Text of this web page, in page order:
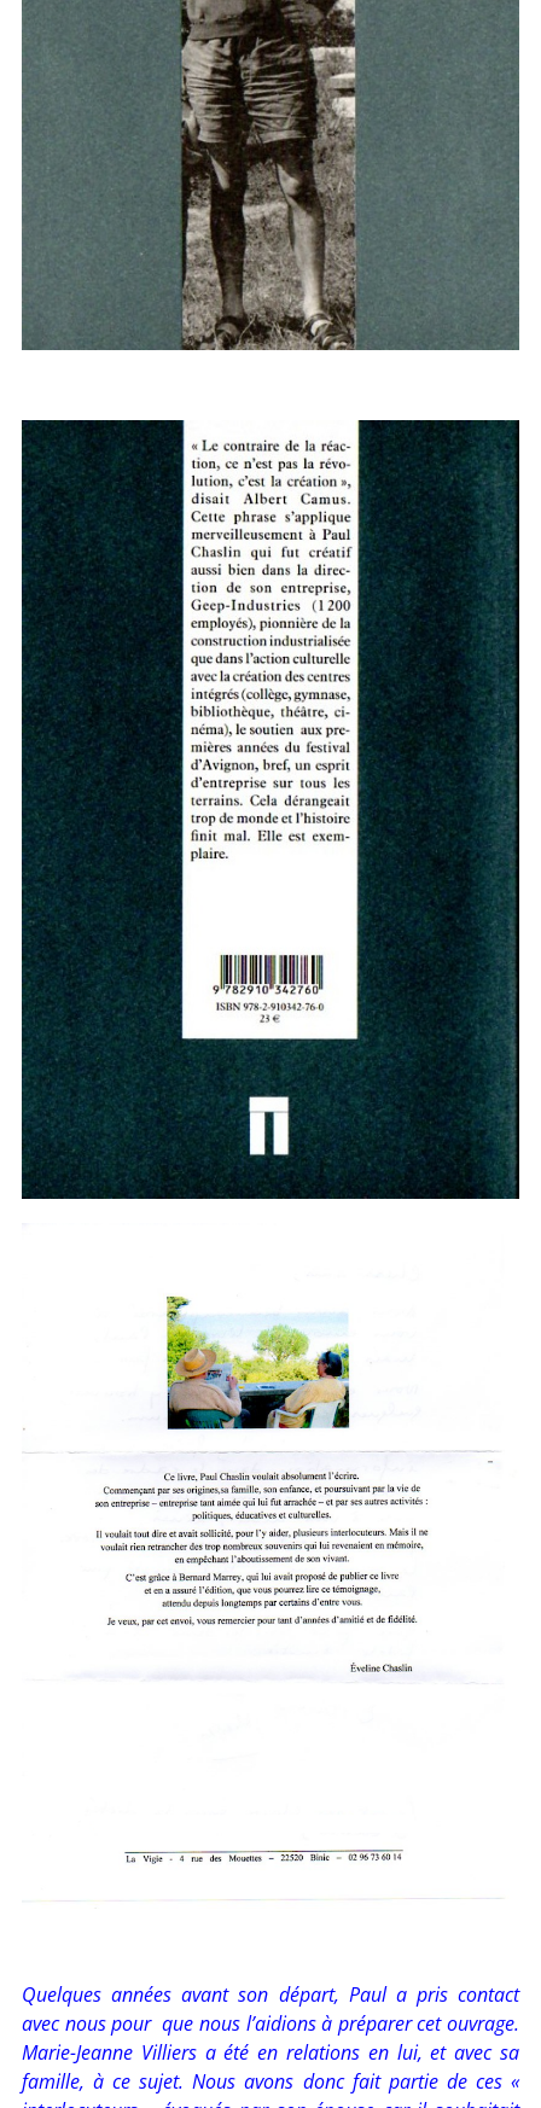
Quelques années avant son départ, Paul a pris contact
avec nous pour que nous l’aidions à préparer cet ouvrage.
Marie-Jeanne Villiers a été en relations en lui, et avec sa
famille, à ce sujet. Nous avons donc fait partie de ces «